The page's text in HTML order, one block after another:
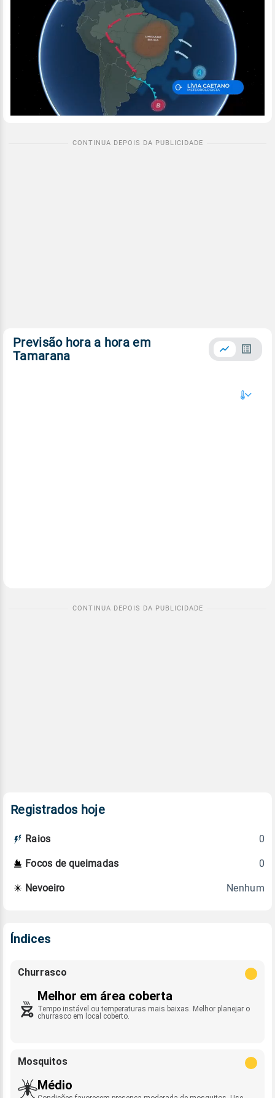
Previsão hora a hora em
Tamarana
Registrados hoje
Raios 0
Focos de queimadas 0
Nevoeiro Nenhum
Índices
Churrasco
Melhor em área coberta
Tempo instável ou temperaturas mais baixas. Melhor planejar o
churrasco em local coberto.
Mosquitos
Médio